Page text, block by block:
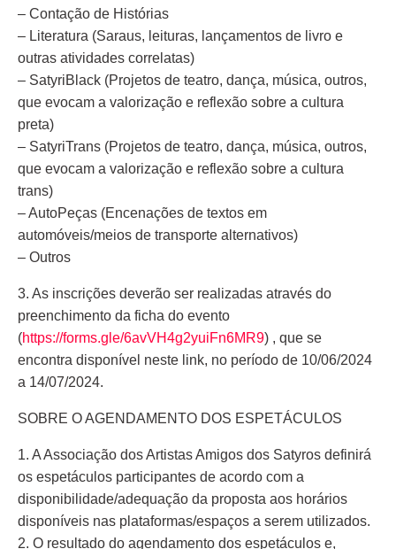
– Contação de Histórias
– Literatura (Saraus, leituras, lançamentos de livro e
outras atividades correlatas)
– SatyriBlack (Projetos de teatro, dança, música, outros,
que evocam a valorização e reflexão sobre a cultura
preta)
– SatyriTrans (Projetos de teatro, dança, música, outros,
que evocam a valorização e reflexão sobre a cultura
trans)
– AutoPeças (Encenações de textos em
automóveis/meios de transporte alternativos)
– Outros
3. As inscrições deverão ser realizadas através do
preenchimento da ficha do evento
(https://forms.gle/6avVH4g2yuiFn6MR9) , que se
encontra disponível neste link, no período de 10/06/2024
a 14/07/2024.
SOBRE O AGENDAMENTO DOS ESPETÁCULOS
1. A Associação dos Artistas Amigos dos Satyros definirá
os espetáculos participantes de acordo com a
disponibilidade/adequação da proposta aos horários
disponíveis nas plataformas/espaços a serem utilizados.
2. O resultado do agendamento dos espetáculos e,